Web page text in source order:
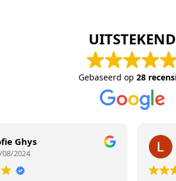
UITSTEKEND
Gebaseerd op 28
Lien
09/12/2023